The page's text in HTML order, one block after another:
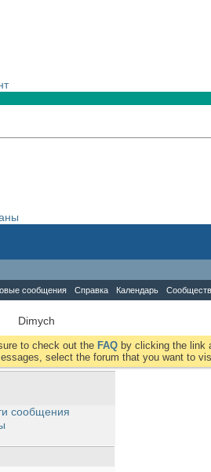
сообщения Справка Календарь
Dimych
to check out the FAQ by clicking the link
select the forum that you want to
сообщения